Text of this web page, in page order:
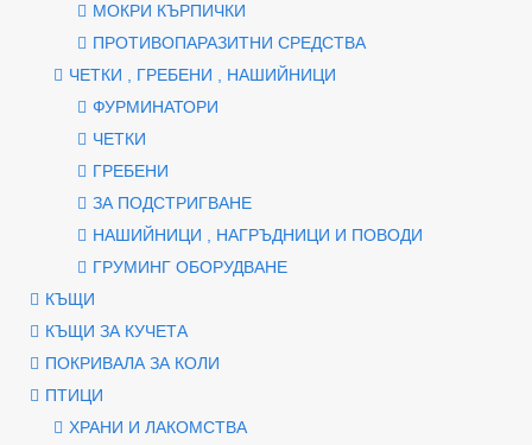
МОКРИ КЪРПИЧКИ
ПРОТИВОПАРАЗИТНИ СРЕДСТВА
ЧЕТКИ , ГРЕБЕНИ , НАШИЙНИЦИ
ФУРМИНАТОРИ
ЧЕТКИ
ГРЕБЕНИ
ЗА ПОДСТРИГВАНЕ
НАШИЙНИЦИ , НАГРЪДНИЦИ И ПОВОДИ
ГРУМИНГ ОБОРУДВАНЕ
КЪЩИ
КЪЩИ ЗА КУЧЕТА
ПОКРИВАЛА ЗА КОЛИ
ПТИЦИ
ХРАНИ И ЛАКОМСТВА